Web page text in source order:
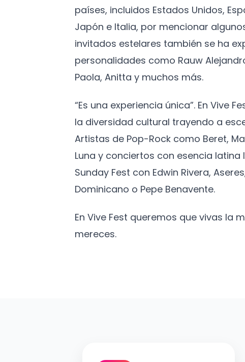
países, incluidos Estados Unidos,
Japón e Italia, por mencionar
invitados estelares también se ha
personalidades como Rauw
Paola, Anitta y muchos más.
“Es una experiencia única”. En Vive
la diversidad cultural trayendo a
Artistas de Pop-Rock como Beret,
Luna y conciertos con esencia latina
Sunday Fest con Edwin Rivera,
Dominicano o Pepe Benavente.
En Vive Fest queremos que vivas la
mereces.